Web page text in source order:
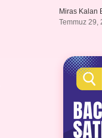
Miras Kalan
Temmuz 29,